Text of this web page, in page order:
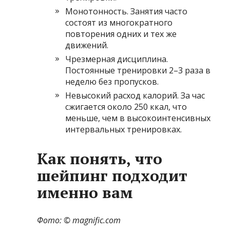
Монотонность. Занятия часто
состоят из многократного
повторения одних и тех же
движений.
Чрезмерная дисциплина.
Постоянные тренировки 2–3 раза в
неделю без пропусков.
Невысокий расход калорий. За час
сжигается около 250 ккал, что
меньше, чем в высокоинтенсивных
интервальных тренировках.
Как понять, что
шейпинг подходит
именно вам
Фото: ©magnific.com